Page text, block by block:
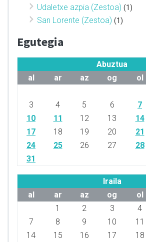
Udaletxe azpia (Zestoa) (1)
San Lorente (Zestoa) (1)
Egutegia
Abuztua
al
ar az og ol
3
4 5 6 7
10
11 12 13 14
17
18 19 20 21
24
25 26 27 28
31
Iraila
al
ar az og ol
1
2 3 4
7
8 9 10 11
14
15 16 17 18